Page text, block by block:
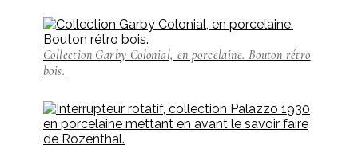
Collection Garby Colonial, en porcelaine. Bouton rétro
bois.